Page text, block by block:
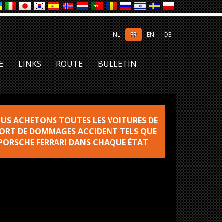
NL FR EN DE
LINKS ROUTE
BULLETIN
ACHETONS TOUTES LES VOITURES DE
DE DOMMAGES ACCIDENT TELS QUE
FERRARI DANS CHAQUE ÉTAT